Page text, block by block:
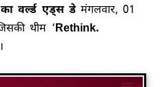
वर्ल्ड एड्स डेमंगलवार, 01
थीम ‘Rethink.